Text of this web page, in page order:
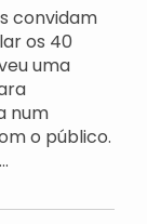
convidam
os 40
uma
num
o público.